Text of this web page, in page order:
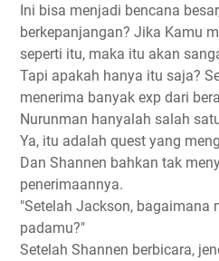
Ini bisa menjadi bencana
berkepanjangan? Jika Kamu
seperti itu, maka itu akan
Tapi apakah hanya itu saja?
menerima banyak exp dari
Nurunman hanyalah salah
Ya, itu adalah quest yang
Dan Shannen bahkan tak
penerimaannya.
"Setelah Jackson, bagaimana
padamu?"
Setelah Shannen berbicara,